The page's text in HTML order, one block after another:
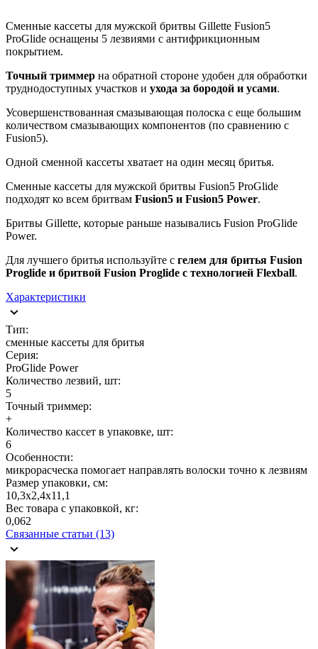
Сменные кассеты для мужской бритвы Gillette Fusion5
ProGlide оснащены 5 лезвиями с антифрикционным
покрытием.
Точный триммер на обратной стороне удобен для обработки
труднодоступных участков и ухода за бородой и усами.
Усовершенствованная смазывающая полоска с еще большим
количеством смазывающих компонентов (по сравнению с
Fusion5).
Одной сменной кассеты хватает на один месяц бритья.
Сменные кассеты для мужской бритвы Fusion5 ProGlide
подходят ко всем бритвам Fusion5 и Fusion5 Power.
Бритвы Gillette, которые раньше назывались Fusion ProGlide
Power.
Для лучшего бритья используйте c гелем для бритья Fusion
Proglide и бритвой Fusion Proglide с технологией Flexball.
Характеристики
Тип:
сменные кассеты для бритья
Серия:
ProGlide Power
Количество лезвий, шт:
5
Точный триммер:
+
Количество кассет в упаковке, шт:
6
Особенности:
микрорасческа помогает направлять волоски точно к лезвиям
Размер упаковки, см:
10,3х2,4х11,1
Вес товара с упаковкой, кг:
0,062
Связанные статьи (13)